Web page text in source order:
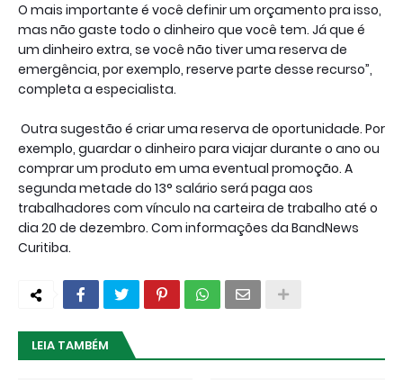
O mais importante é você definir um orçamento pra isso,
mas não gaste todo o dinheiro que você tem. Já que é
um dinheiro extra, se você não tiver uma reserva de
emergência, por exemplo, reserve parte desse recurso”,
completa a especialista.
Outra sugestão é criar uma reserva de oportunidade. Por
exemplo, guardar o dinheiro para viajar durante o ano ou
comprar um produto em uma eventual promoção. A
segunda metade do 13° salário será paga aos
trabalhadores com vínculo na carteira de trabalho até o
dia 20 de dezembro. Com informações da BandNews
Curitiba.
LEIA TAMBÉM